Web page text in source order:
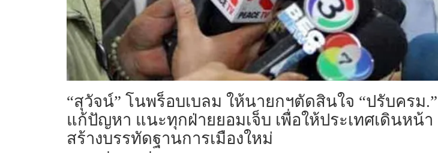
“สุวัจน์” โนพร็อบเบลม ให้นายกฯตัดสินใจ “ปรับคร
แก้ปัญหา แนะทุกฝ่ายยอมเจ็บ เพื่อให้ประเทศเดินหน้
สร้างบรรทัดฐานการเมืองใหม่